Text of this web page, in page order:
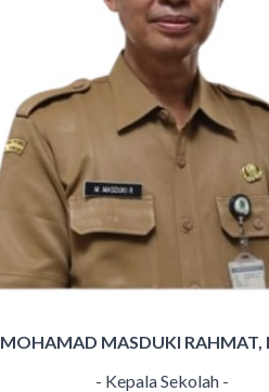
MOHAMAD MASDUKI RAHMAT,
- Kepala Sekolah -